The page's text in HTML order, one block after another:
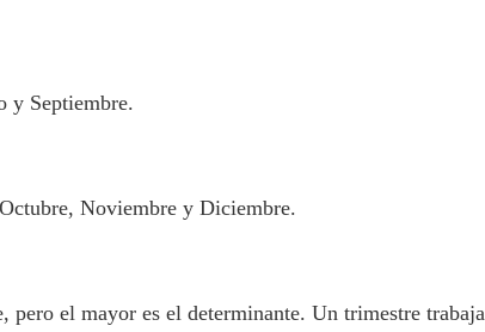
y Septiembre.
Noviembre y Diciembre.
el mayor es el determinante. Un trimestre trabaja